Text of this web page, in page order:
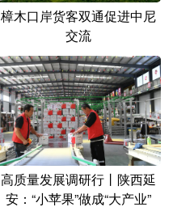
Français عربى
日本語 한국어
樟木口岸货客双通促进中尼
交流
高质量发展调研行丨陕西延
安：“小苹果”做成“大产业”